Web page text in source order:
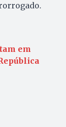
em